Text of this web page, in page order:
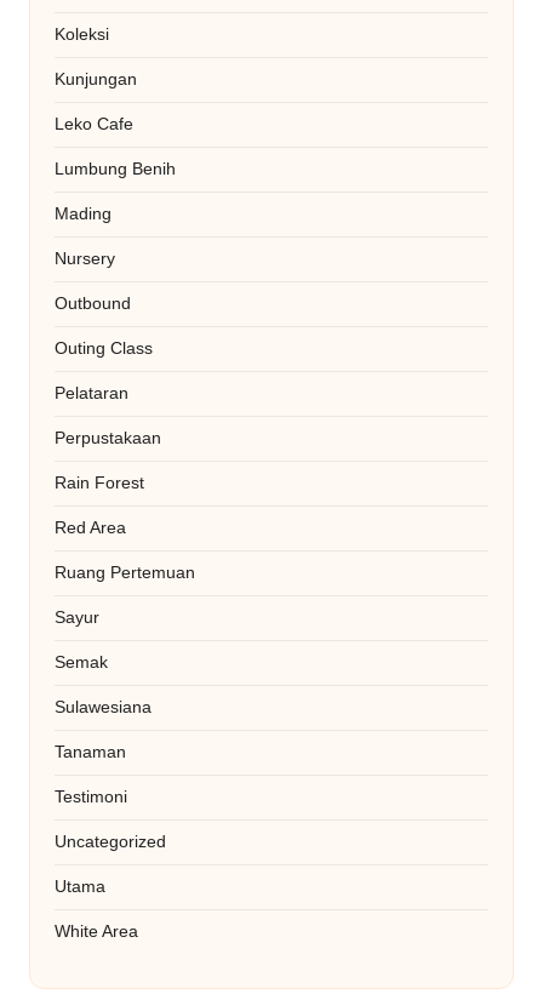
Koleksi
Kunjungan
Leko Cafe
Lumbung Benih
Mading
Nursery
Outbound
Outing Class
Pelataran
Perpustakaan
Rain Forest
Red Area
Ruang Pertemuan
Sayur
Semak
Sulawesiana
Tanaman
Testimoni
Uncategorized
Utama
White Area